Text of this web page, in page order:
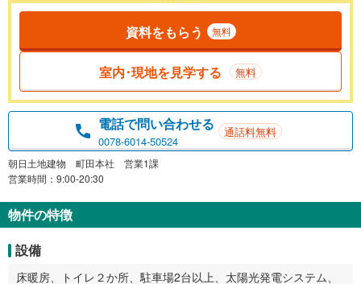
資料をもらう 無料
室内･現地を見学する 無料
電話で問い合わせる
0078-6014-50524
通話料無料
朝日土地建物 町田本社 営業1課
営業時間：9:00-20:30
物件の特徴
設備
床暖房、トイレ２か所、駐車場2台以上、太陽光発電システム、